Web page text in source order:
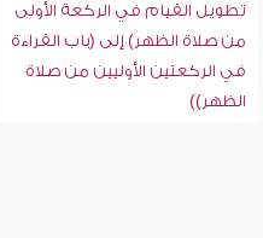
تطويل القيام في الركعة الأولى
من صلاة الظهر) إلى (باب القراءة
في الركعتين الأوليين من صلاة
الظهر))